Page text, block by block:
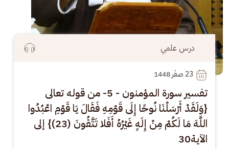
درس علمي
23
تفسير سورة المؤمنون - 5- من قوله تعالى
{وَلَقَدْ أَرْسَلْنَا نُوحًا إِلَى قَوْمِهِ فَقَالَ يَا قَوْمِ اعْبُدُوا
اللَّهَ مَا لَكُمْ مِنْ إِلَهٍ غَيْرُهُ أَفَلا تَتَّقُونَ (23)} إلى
الآية30